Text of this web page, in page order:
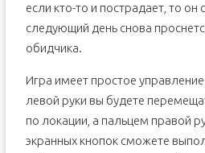
если кто-то и пострадает, то он
следующий день снова
обидчика.
Игра имеет простое
левой руки вы будете
по локации, а пальцем правой
экранных кнопок сможете